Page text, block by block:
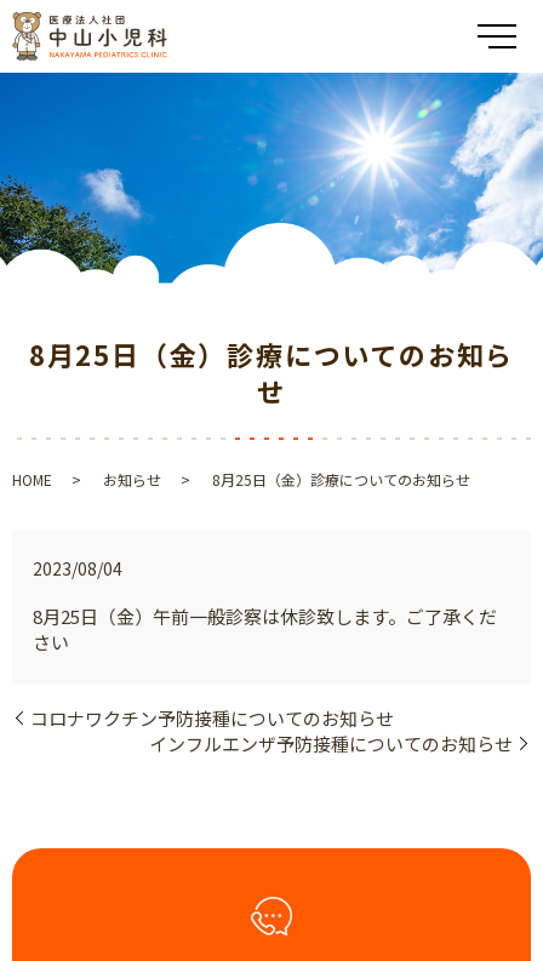
メ
8月25日（金）診療についてのお知ら
せ
HOME お知らせ 8月25日（金）診療についてのお知らせ
2023/08/04
8月25日（金）午前一般診察は休診致します。ご了承くだ
さい
コロナワクチン予防接種についてのお知らせ
インフルエンザ予防接種についてのお知らせ